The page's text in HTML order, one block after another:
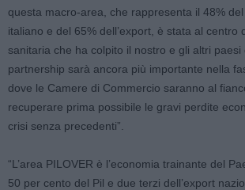
questa macro-area, che rappresenta il 48%
italiano e del 65% dell’export, è stata al centro
sanitaria che ha colpito il nostro e gli altri
partnership sarà ancora più importante nella
dove le Camere di Commercio saranno al
recuperare prima possibile le gravi perdite
crisi senza precedenti”.
“L’area PILOVER è l’economia trainante del
50 per cento del Pil e due terzi dell’export